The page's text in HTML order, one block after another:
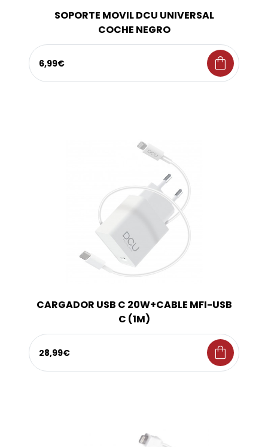
SOPORTE MOVIL DCU UNIVERSAL
COCHE NEGRO
6,99€ shopping_bag
CARGADOR USB C 20W+CABLE MFI-USB
C (1M)
28,99€ shopping_bag